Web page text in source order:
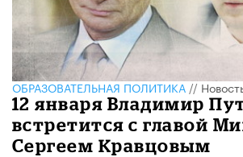
ОБРАЗОВАТЕЛЬНАЯ ПОЛИТИКА//
12 января Владимир
встретится с главой
Сергеем Кравцовым